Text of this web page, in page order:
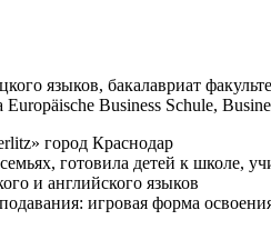
языков, бакалавриат
Business Schule,
город Краснодар
готовила детей к школе,
и английского языков
игровая форма